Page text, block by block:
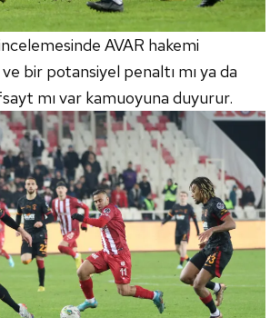
AVAR hakemi
bir potansiyel penaltı mı ya da
mı var kamuoyuna duyurur.